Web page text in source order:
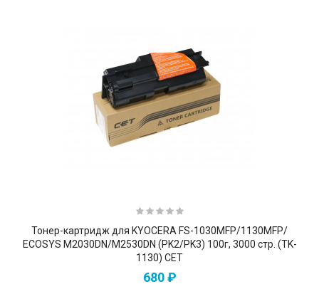
Тонер-картридж для KYOCERA FS-1030MFP/1130MFP/
ECOSYS M2030DN/M2530DN (PK2/PK3) 100г, 3000 стр. (TK-
1130) CET
680 ₽